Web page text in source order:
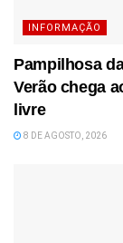
INFORMAÇÃO
Pampilhosa
Verão chega
livre
8 DE AGOSTO, 2026